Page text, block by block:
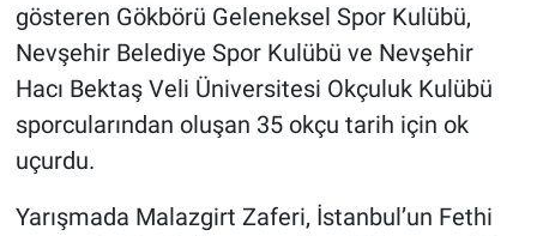
gösteren Gökbörü Geleneksel Spor Kulübü,
Nevşehir Belediye Spor Kulübü ve Nevşehir
Hacı Bektaş Veli Üniversitesi Okçuluk Kulübü
sporcularından oluşan 35 okçu tarih için ok
uçurdu.
Yarışmada Malazgirt Zaferi, İstanbul’un Fethi